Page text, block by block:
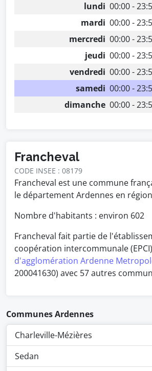
lundi 00:00 -
mardi 00:00 -
mercredi 00:00 -
jeudi 00:00 -
vendredi 00:00 -
samedi 00:00 -
dimanche 00:00 -
Francheval
CODE INSEE : 08179
Francheval est une commune
le département Ardennes en
Nombre d'habitants : environ 602
Francheval fait partie de
coopération intercommunale
d'agglomération Ardenne
200041630) avec 57 autres
Communes Ardennes
Charleville-Mézières
Sedan